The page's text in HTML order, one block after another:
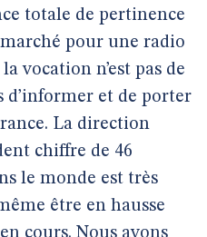
totale de pertinence
pour une radio
vocation n’est pas de
d’informer et de porter
La direction
chiffre de 46
le monde est très
être en hausse
cours. Nous avons